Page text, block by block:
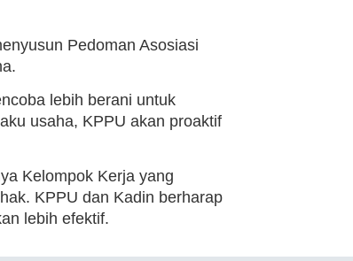
Pedoman Asosiasi
lebih berani untuk
usaha, KPPU akan proaktif
Kelompok Kerja yang
KPPU dan Kadin berharap
lebih efektif.